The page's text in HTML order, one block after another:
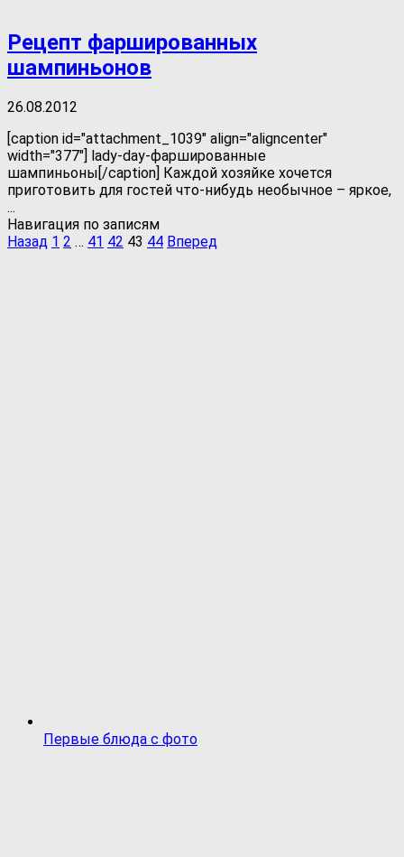
Рецепт фаршированных
шампиньонов
26.08.2012
[caption id="attachment_1039" align="aligncenter"
width="377"] lady-day-фаршированные
шампиньоны[/caption] Каждой хозяйке хочется
приготовить для гостей что-нибудь необычное – яркое,
...
Навигация по записям
Назад 1 2 … 41 42 43 44 Вперед
Первые блюда с фото